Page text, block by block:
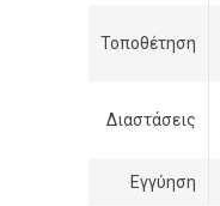
Τοποθέτηση
Διαστάσεις
Εγγύηση